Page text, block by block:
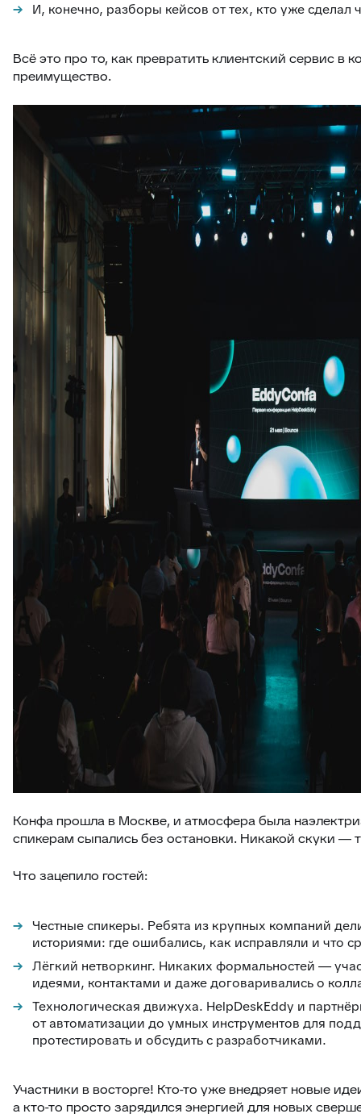
И, конечно, разборы кейсов от тех, кто уже сделал
Всё это про то, как превратить клиентский сервис в
преимущество.
Конфа прошла в Москве, и атмосфера была
спикерам сыпались без остановки. Никакой скуки —
Что зацепило гостей:
Честные спикеры. Ребята из крупных компаний
историями: где ошибались, как исправляли и что
Лёгкий нетворкинг. Никаких формальностей —
идеями, контактами и даже договаривались о
Технологическая движуха. HelpDeskEddy и
от автоматизации до умных инструментов для
протестировать и обсудить с разработчиками.
Участники в восторге! Кто-то уже внедряет новые
а кто-то просто зарядился энергией для новых